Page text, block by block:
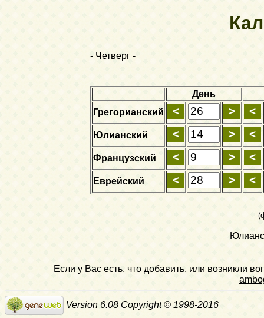
- Четверг -
День
Грегорианский
Юлианский
Французский
Еврейский
Если у Вас есть, что добавить, или возникли
Version 6.08 Copyright © 1998-2016